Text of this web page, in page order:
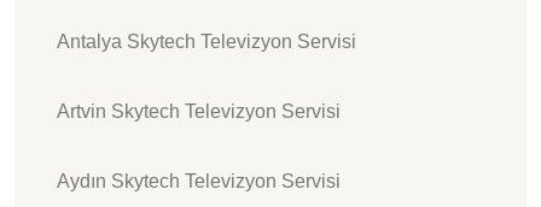
Antalya Skytech Televizyon Servisi
Artvin Skytech Televizyon Servisi
Aydın Skytech Televizyon Servisi